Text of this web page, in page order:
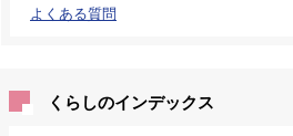
よくある質問
くらしのインデックス